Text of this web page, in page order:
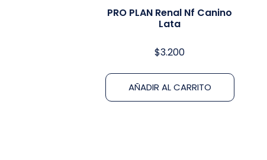
PRO PLAN Renal Nf Canino
Lata
$3.200
AÑADIR AL CARRITO